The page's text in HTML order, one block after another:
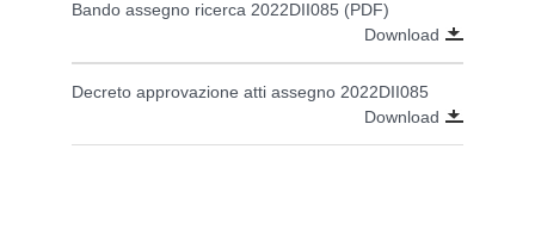
Bando assegno ricerca 2022DII085 (PDF)
Download
Decreto approvazione atti assegno 2022DII085
Download